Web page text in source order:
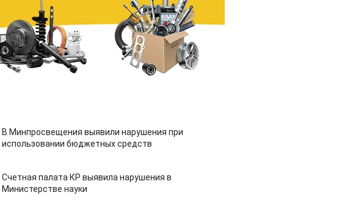
В Минпросвещения выявили нарушения при
использовании бюджетных средств
Счетная палата КР выявила нарушения в
Министерстве науки